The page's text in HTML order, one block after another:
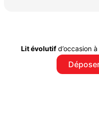
Lit évolutifd’occasion